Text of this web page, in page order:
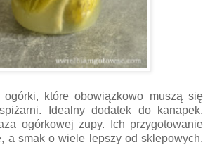
ogórki, które obowiązkowo muszą się
Idealny dodatek do kanapek,
ogórkowej zupy. Ich przygotowanie
a smak o wiele lepszy od sklepowych.